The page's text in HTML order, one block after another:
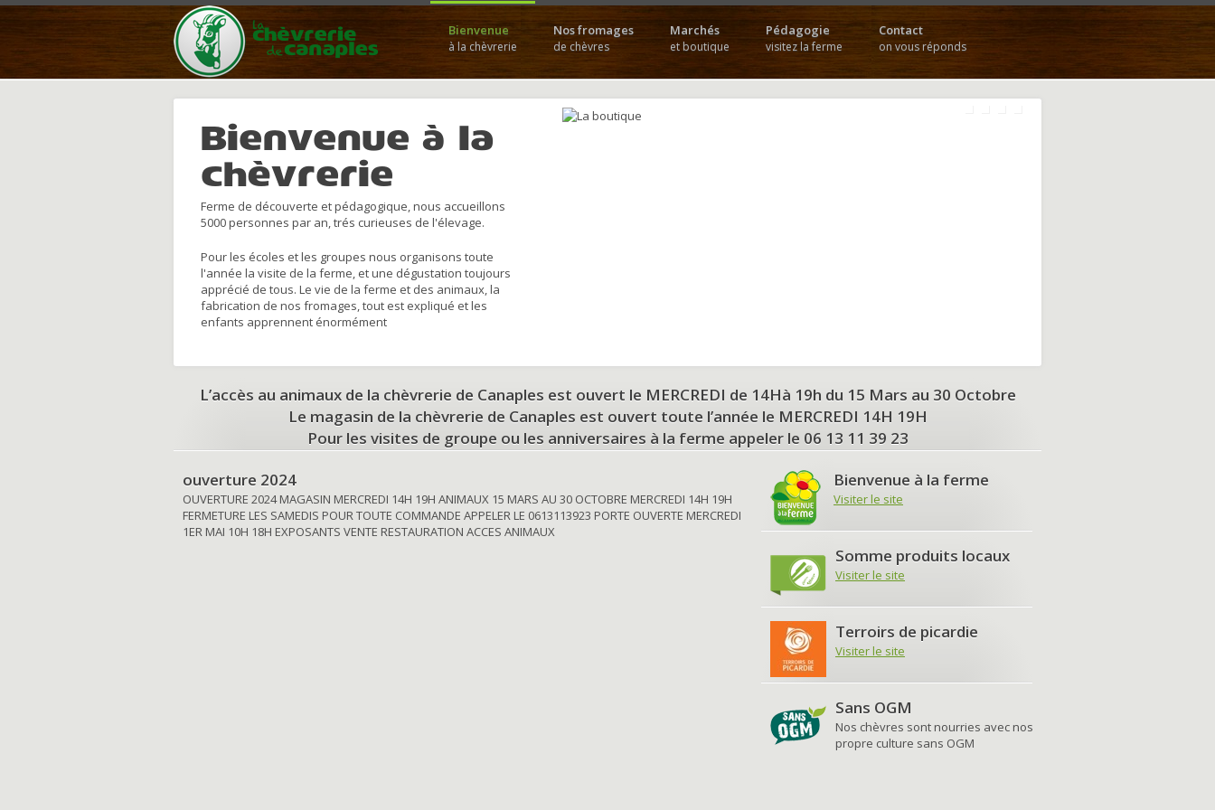
Bienvenue
à la chèvrerie
Nos fromages
de chèvres
Marchés
et boutique
Pédagogie
visitez la ferme
Contact
on vous réponds
Bienvenue à la
chèvrerie
Ferme de découverte et pédagogique, nous accueillons
5000 personnes par an, trés curieuses de l'élevage.
Pour les écoles et les groupes nous organisons toute
l'année la visite de la ferme, et une dégustation toujours
apprécié de tous. Le vie de la ferme et des animaux, la
fabrication de nos fromages, tout est expliqué et les
enfants apprennent énormément
L’accès au animaux de la chèvrerie de Canaples est ouvert le MERCREDI de 14Hà 19h du 15 Mars au 30 Octobre
Le magasin de la chèvrerie de Canaples est ouvert toute l’année le MERCREDI 14H 19H
Pour les visites de groupe ou les anniversaires à la ferme appeler le 06 13 11 39 23
ouverture 2024
OUVERTURE 2024 MAGASIN MERCREDI 14H 19H ANIMAUX 15 MARS AU 30 OCTOBRE MERCREDI 14H 19H
FERMETURE LES SAMEDIS POUR TOUTE COMMANDE APPELER LE 0613113923 PORTE OUVERTE MERCREDI
1ER MAI 10H 18H EXPOSANTS VENTE RESTAURATION ACCES ANIMAUX
Bienvenue à la ferme
Visiter le site
Somme produits locaux
Visiter le site
Terroirs de picardie
Visiter le site
Sans OGM
Nos chèvres sont nourries avec nos
propre culture sans OGM